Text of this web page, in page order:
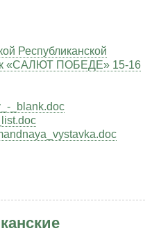
Республиканской
«САЛЮТ ПОБЕДЕ» 15-16
_blank.doc